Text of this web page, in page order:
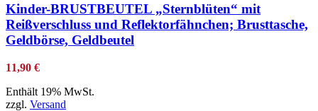
Kinder-BRUSTBEUTEL „Sternblüten“ mit
Reißverschluss und Reflektorfähnchen; Brusttasche,
Geldbörse, Geldbeutel
11,90 €
Enthält 19% MwSt.
zzgl. Versand